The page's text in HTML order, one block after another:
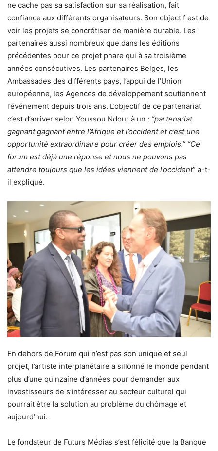
ne cache pas sa satisfaction sur sa réalisation, fait
confiance aux différents organisateurs. Son objectif est de
voir les projets se concrétiser de manière durable. Les
partenaires aussi nombreux que dans les éditions
précédentes pour ce projet phare qui à sa troisième
années consécutives. Les partenaires Belges, les
Ambassades des différents pays, l’appui de l’Union
européenne, les Agences de développement soutiennent
l’événement depuis trois ans. L’objectif de ce partenariat
c’est d’arriver selon Youssou Ndour à un : “partenariat
gagnant gagnant entre l’Afrique et l’occident et c’est une
opportunité extraordinaire pour créer des emplois.” “Ce
forum est déjà une réponse et nous ne pouvons pas
attendre toujours que les idées viennent de l’occident” a-t-
il expliqué.
En dehors de Forum qui n’est pas son unique et seul
projet, l’artiste interplanétaire a sillonné le monde pendant
plus d’une quinzaine d’années pour demander aux
investisseurs de s’intéresser au secteur culturel qui
pourrait être la solution au problème du chômage et
aujourd’hui.
Le fondateur de Futurs Médias s’est félicité que la Banque